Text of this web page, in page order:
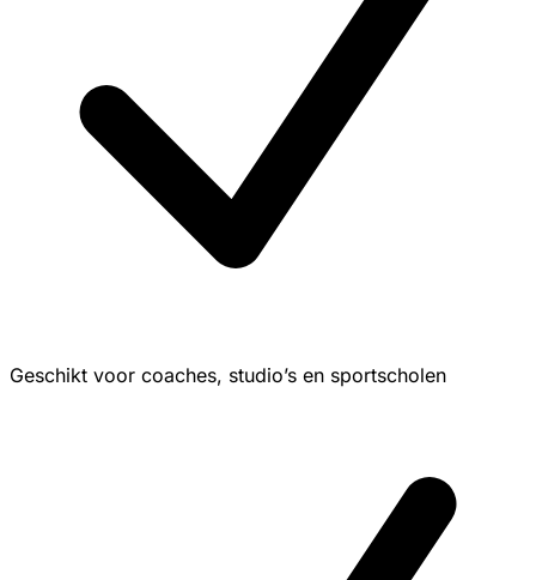
Geschikt voor coaches, studio’s en sportscholen